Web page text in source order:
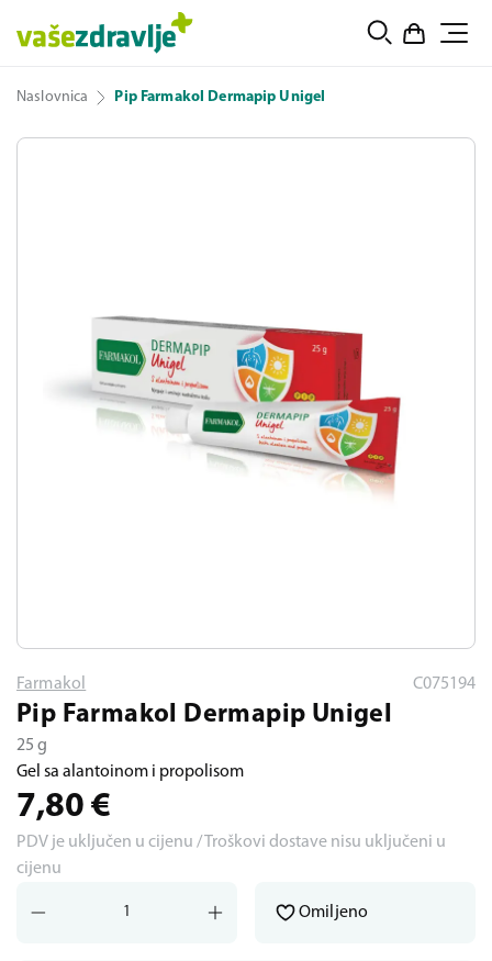
Naslovnica Pip Farmakol Dermapip Unigel
Farmakol C075194
Pip Farmakol Dermapip Unigel
25 g
Gel sa alantoinom i propolisom
7,80 €
PDV je uključen u cijenu / Troškovi dostave nisu uključeni u
cijenu
Omiljeno